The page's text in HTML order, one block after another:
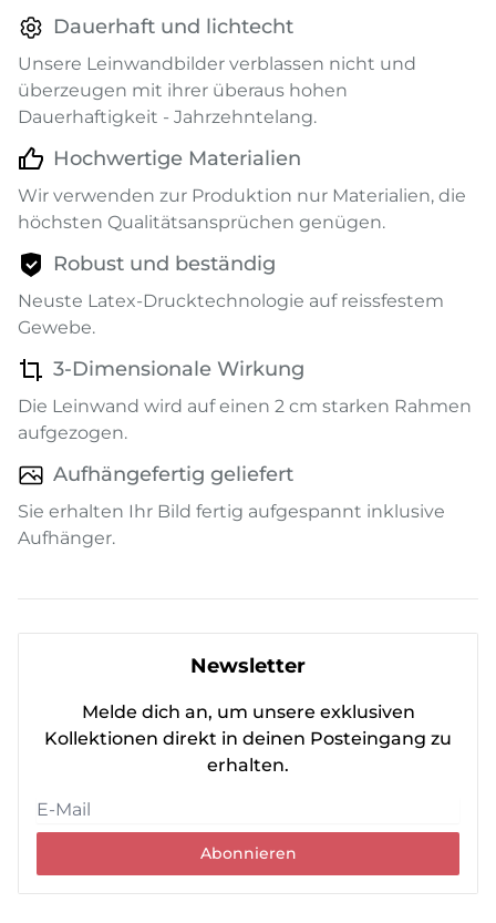
Dauerhaft und lichtecht
Unsere Leinwandbilder verblassen nicht und
überzeugen mit ihrer überaus hohen
Dauerhaftigkeit - Jahrzehntelang.
Hochwertige Materialien
Wir verwenden zur Produktion nur Materialien, die
höchsten Qualitätsansprüchen genügen.
Robust und beständig
Neuste Latex-Drucktechnologie auf reissfestem
Gewebe.
3-Dimensionale Wirkung
Die Leinwand wird auf einen 2 cm starken Rahmen
aufgezogen.
Aufhängefertig geliefert
Sie erhalten Ihr Bild fertig aufgespannt inklusive
Aufhänger.
Newsletter
Melde dich an, um unsere exklusiven
Kollektionen direkt in deinen Posteingang zu
erhalten.
Abonnieren